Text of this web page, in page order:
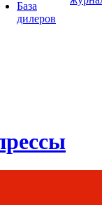
База
дилеров